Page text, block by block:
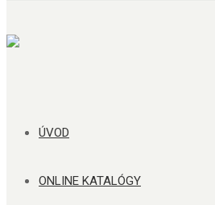
ÚVOD
ONLINE KATALÓGY